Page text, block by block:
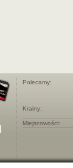
Polecamy:
Krainy:
Miejscowości: